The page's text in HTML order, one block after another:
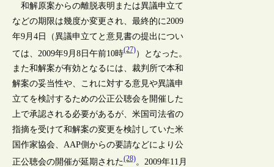
和解原案からの離脱表明または異議申立て
などの期限は幾度か変更され、最終的に2009
年9月4日（異議申立てと意見書の提出につい
ては、2009年9月8日午前10時(27)）となった。
また和解案が有効となるには、裁判所で本和
解案の妥当性や、これに対する意見や異議申
立てを検討するための公正公聴会を開催した
上で承認される必要があるが、米国司法省の
指摘を受けて和解案の変更を検討していた米
国作家協会、AAP側からの要請などにより公
正公聴会の開催が延期された(28)。2009年11月